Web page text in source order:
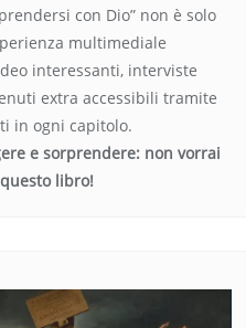
con Dio” non è solo
multimediale
interessanti, interviste
extra accessibili tramite
in ogni capitolo.
e sorprendere: non vorrai
libro!